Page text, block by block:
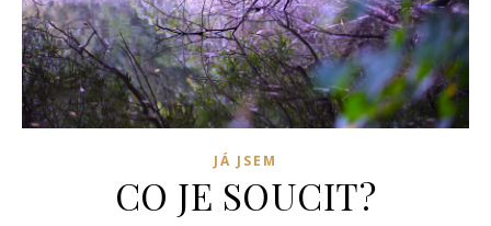
JÁ JSEM
CO JE SOUCIT?